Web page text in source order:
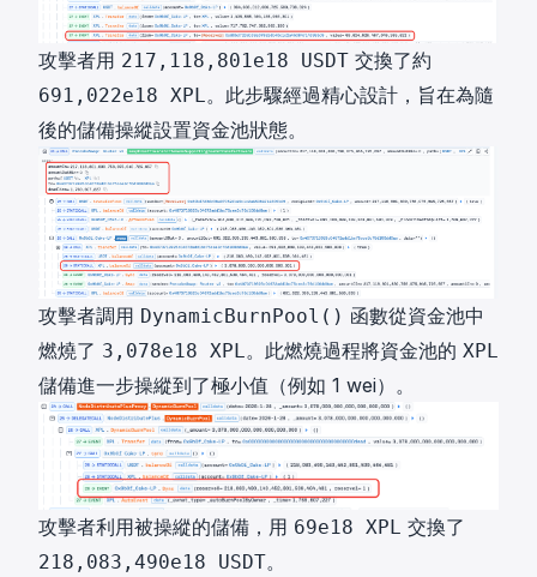
攻擊者用 217,118,801e18 USDT 交換了約
691,022e18 XPL 。此步驟經過精心設計，旨在為隨
後的儲備操縱設置資金池狀態。
攻擊者調用 DynamicBurnPool() 函數從資金池中
燃燒了 3,078e18 XPL。此燃燒過程將資金池的 XPL
儲備進一步操縱到了極小值（例如 1 wei）。
攻擊者利用被操縱的儲備，用 69e18 XPL 交換了
218,083,490e18 USDT。